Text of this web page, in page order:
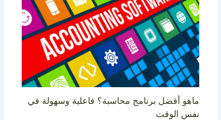
ماهو أفضل برنامج محاسبة؟ فاعلية وسهولة في
نفس الوقت